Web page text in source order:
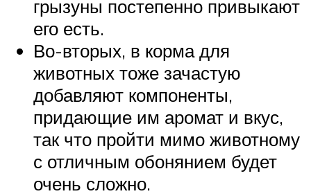
грызуны постепенно привыкают
его есть.
Во-вторых, в корма для
животных тоже зачастую
добавляют компоненты,
придающие им аромат и вкус,
так что пройти мимо животному
с отличным обонянием будет
очень сложно.